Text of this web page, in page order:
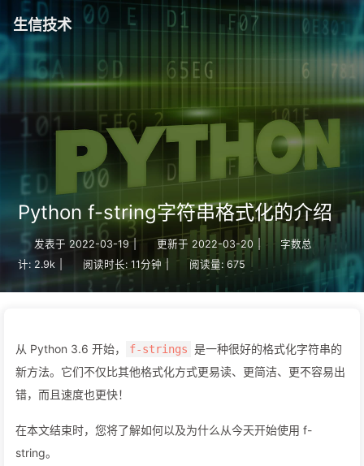
生信技术
Python f-string字符串格式化的介绍
发表于 2022-03-19 | 更新于 2022-03-20
字数总
计: 2.9k 阅读时长: 11分钟 | 阅读量: 675
从 Python 3.6 开始， f-strings 是一种很好的格式化字符串的
新方法。它们不仅比其他格式化方式更易读、更简洁、更不容易出
错，而且速度也更快！
在本文结束时，您将了解如何以及为什么从今天开始使用 f-
string。